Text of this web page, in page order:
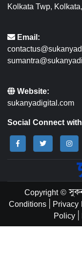
Kolkata Twp,
Email:
Website:
sukanyadigital.com
Social Connect
Copyright ©
Conditions
Privacy
Policy